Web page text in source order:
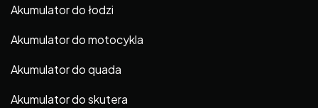
Akumulator do łodzi
Akumulator do motocykla
Akumulator do quada
Akumulator do skutera